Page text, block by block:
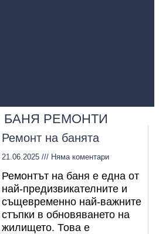
БАНЯ РЕМОНТИ
Ремонт на банята
21.06.2025 Няма коментари
Ремонтът на баня е една от
най-предизвикателните и
същевременно най-важните
стъпки в обновяването на
жилището. Това е